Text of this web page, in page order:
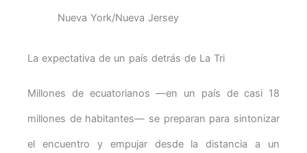
Nueva York/Nueva Jersey
La expectativa de un país detrás de La Tri
Millones de ecuatorianos —en un país de casi 18
millones de habitantes— se preparan para sintonizar
el encuentro y empujar desde la distancia a un